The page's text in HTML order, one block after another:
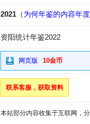
2021 （为何年鉴的内容年
资阳统计年鉴2022
网页版 10金币
联系客服，获取资料
本站部分内容收集于互联网，